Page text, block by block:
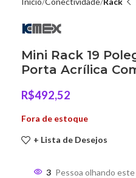
Mini Rack 19
Porta Acrílica
R$492,52
Fora de estoque
+ Lista de Desejos
3 Pessoa olhando